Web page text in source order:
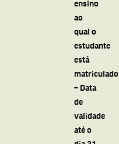
ensino
ao
qual o
estudante
está
matriculado
– Data
de
validade
até o